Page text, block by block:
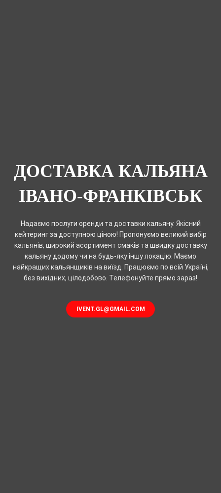
ДОСТАВКА КАЛЬЯНА
ІВАНО-ФРАНКІВСЬК
Надаємо послуги оренди та доставки кальяну. Якісний
кейтеринг за доступною ціною! Пропонуємо великий вибір
кальянів, широкий асортимент смаків та швидку доставку
кальяну додому чи на будь-яку іншу локацію. Маємо
найкращих кальянщиків на виїзд. Працюємо по всій Україні,
без вихідних, цілодобово. Телефонуйте прямо зараз!
IVENT.GL@GMAIL.COM